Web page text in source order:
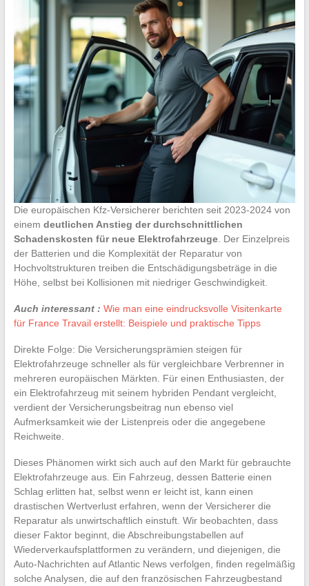
Die europäischen Kfz-Versicherer berichten seit 2023-2024 von
einem deutlichen Anstieg der durchschnittlichen
Schadenskosten für neue Elektrofahrzeuge. Der Einzelpreis
der Batterien und die Komplexität der Reparatur von
Hochvoltstrukturen treiben die Entschädigungsbeträge in die
Höhe, selbst bei Kollisionen mit niedriger Geschwindigkeit.
Auch interessant : Wie man eine eindrucksvolle Visitenkarte
für France Travail erstellt: Beispiele und praktische Tipps
Direkte Folge: Die Versicherungsprämien steigen für
Elektrofahrzeuge schneller als für vergleichbare Verbrenner in
mehreren europäischen Märkten. Für einen Enthusiasten, der
ein Elektrofahrzeug mit seinem hybriden Pendant vergleicht,
verdient der Versicherungsbeitrag nun ebenso viel
Aufmerksamkeit wie der Listenpreis oder die angegebene
Reichweite.
Dieses Phänomen wirkt sich auch auf den Markt für gebrauchte
Elektrofahrzeuge aus. Ein Fahrzeug, dessen Batterie einen
Schlag erlitten hat, selbst wenn er leicht ist, kann einen
drastischen Wertverlust erfahren, wenn der Versicherer die
Reparatur als unwirtschaftlich einstuft. Wir beobachten, dass
dieser Faktor beginnt, die Abschreibungstabellen auf
Wiederverkaufsplattformen zu verändern, und diejenigen, die
Auto-Nachrichten auf Atlantic News verfolgen, finden regelmäßig
solche Analysen, die auf den französischen Fahrzeugbestand